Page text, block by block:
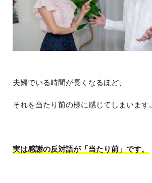
夫婦でいる時間が長くなるほど、
それを当たり前の様に感じてしまいます。
実は感謝の反対語が「当たり前」です。